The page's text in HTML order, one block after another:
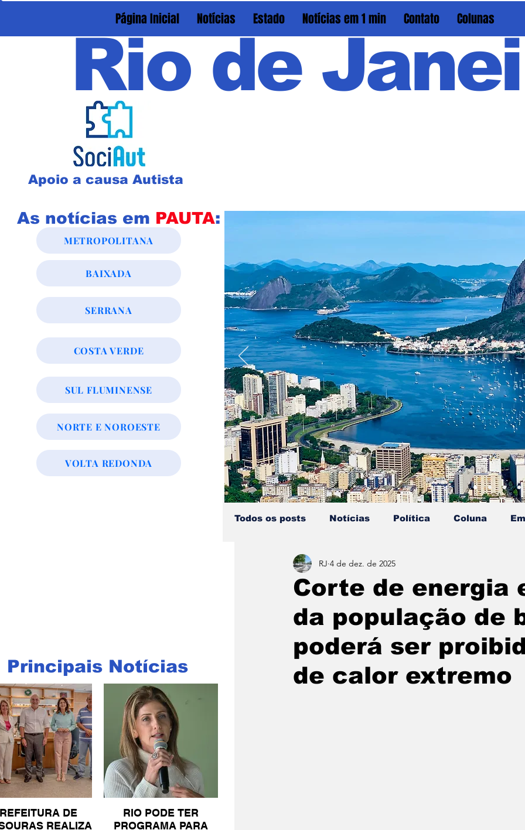
Página Inicial Notícias Estado Notícias em 1 min Contato Colunas
Rio de
Apoio a causa Autista
As notícias em PAUTA:
METROPOLITANA
BAIXADA
SERRANA
COSTA VERDE
SUL FLUMINENSE
NORTE E NOROESTE
VOLTA REDONDA
Principais Notícias
DE
REALIZA
RIO PODE TER
PROGRAMA PARA
Todos os posts Notícias Política Coluna
Estado do Rio Notícias em 1 min
Dois cafés e a conta Angra dos Reis Barra do
Porto Real Volta Redonda
Corte de energia
da população de
poderá ser
de calor extremo
RJ 4 de dez. de 2025